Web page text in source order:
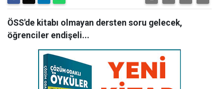
ÖSS'de kitabı olmayan dersten soru gelecek,
öğrenciler endişeli...